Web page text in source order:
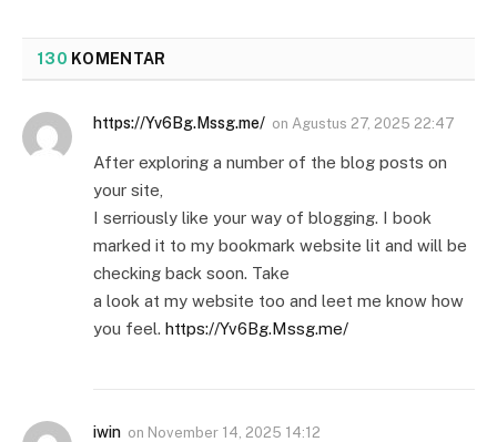
130 KOMENTAR
https://Yv6Bg.Mssg.me/ on Agustus 27, 2025 22:47
After exploring a number of the blog posts on
your site,
I serriously like your way of blogging. I book
marked it to my bookmark website lit and will be
checking back soon. Take
a look at my website too and leet me know how
you feel. https://Yv6Bg.Mssg.me/
iwin on November 14, 2025 14:12